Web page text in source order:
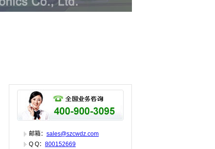
邮箱： sales@szcwdz.com
Q Q： 800152669